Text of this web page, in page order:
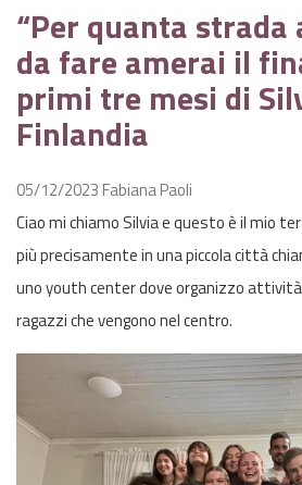
“Per quanta strada
da fare amerai il
primi tre mesi di
Finlandia
05/12/2023Fabiana Paoli
Ciao mi chiamo Silvia e questo è il mio
più precisamente in una piccola città
uno youth center dove organizzo attività
ragazzi che vengono nel centro.